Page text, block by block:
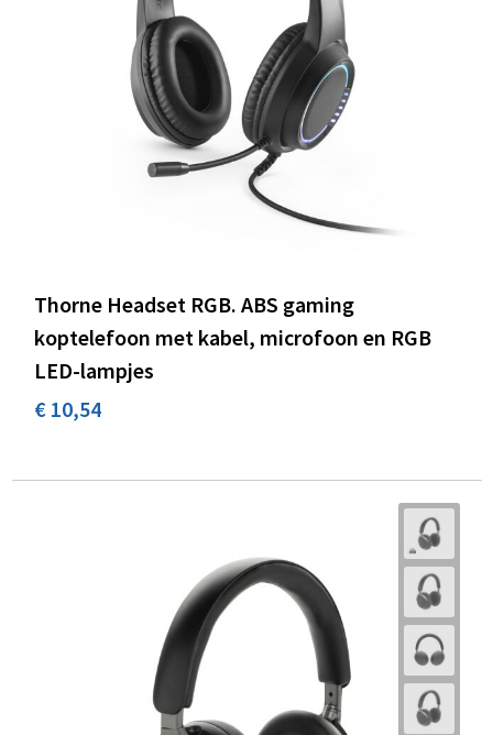
Thorne Headset RGB. ABS gaming
koptelefoon met kabel, microfoon en RGB
LED-lampjes
€ 10,54